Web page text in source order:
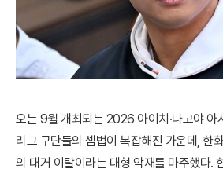
오는 9월 개최되는 2026 아이치·나고야 아
리그 구단들의 셈법이 복잡해진 가운데, 한
의 대거 이탈이라는 대형 악재를 마주했다.